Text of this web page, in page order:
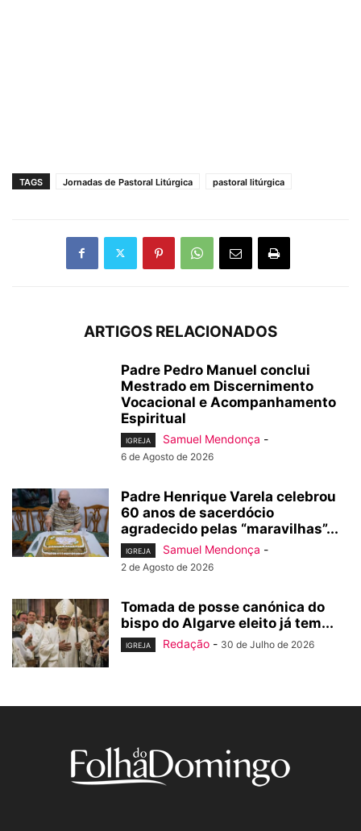
TAGS Jornadas de Pastoral Litúrgica pastoral litúrgica
ARTIGOS RELACIONADOS
Padre Pedro Manuel conclui
Mestrado em Discernimento
Vocacional e Acompanhamento
Espiritual
IGREJA Samuel Mendonça -
6 de Agosto de 2026
Padre Henrique Varela celebrou
60 anos de sacerdócio
agradecido pelas “maravilhas”...
IGREJA Samuel Mendonça -
2 de Agosto de 2026
Tomada de posse canónica do
bispo do Algarve eleito já tem...
IGREJA Redação - 30 de Julho de 2026